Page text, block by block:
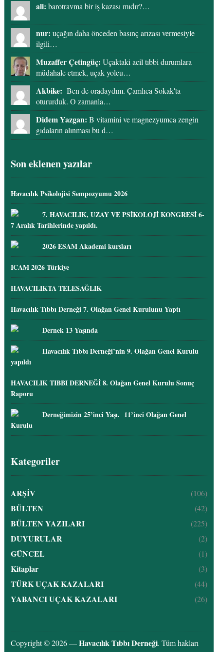
ali: barotravma bir iş kazası mıdır?…
nur: uçağın daha önceden basınç arızası vermesiyle
ilgili…
Muzaffer Çetingüç: Uçaktaki acil tıbbi durumlara
müdahale etmek, uçak yolcu…
Akbike: Ben de oradaydım. Çamlıca Sokak'ta
otururduk. O zamanla…
Didem Yazgan: B vitamini ve magnezyumca zengin
gıdaların alınması bu d…
Son eklenen yazılar
Havacılık Psikolojisi Sempozyumu 2026
7. HAVACILIK, UZAY VE PSİKOLOJİ KONGRESİ 6-
7 Aralık Tarihlerinde yapıldı.
2026 ESAM Akademi kursları
ICAM 2026 Türkiye
HAVACILIKTA TELESAĞLIK
Havacılık Tıbbı Derneği 7. Olağan Genel Kurulunu Yaptı
Dernek 13 Yaşında
Havacılık Tıbbı Derneği’nin 9. Olağan Genel Kurulu
yapıldı
HAVACILIK TIBBI DERNEĞİ 8. Olağan Genel Kurulu Sonuç
Raporu
Derneğimizin 25’inci Yaşı. 11’inci Olağan Genel
Kurulu
Kategoriler
ARŞİV (106)
BÜLTEN (42)
BÜLTEN YAZILARI (225)
DUYURULAR (2)
GÜNCEL (1)
Kitaplar (3)
TÜRK UÇAK KAZALARI (44)
YABANCI UÇAK KAZALARI (26)
Copyright © 2026 —Havacılık Tıbbı Derneği. Tüm hakları